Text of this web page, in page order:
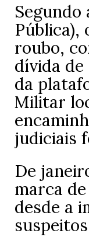
Segundo
Pública),
roubo,
dívida
da
Militar
judiciais
De
marca
desde a